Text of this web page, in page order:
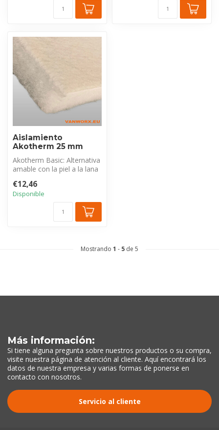
Aislamiento
Akotherm 25 mm
Akotherm Basic: Alternativa
amable con la piel a la lana
€12,46
Disponible
Mostrando 1 - 5 de 5
Más información:
Si tiene alguna pregunta sobre nuestros productos o su compra,
visite nuestra página de atención al cliente. Aquí encontrará los
datos de nuestra empresa y varias formas de ponerse en
contacto con nosotros.
Servicio al cliente